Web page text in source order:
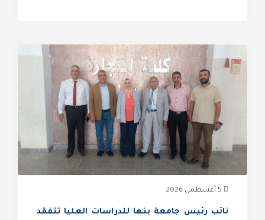
نائب رئيس جامعة بنها للدراسات العليا تتفقد